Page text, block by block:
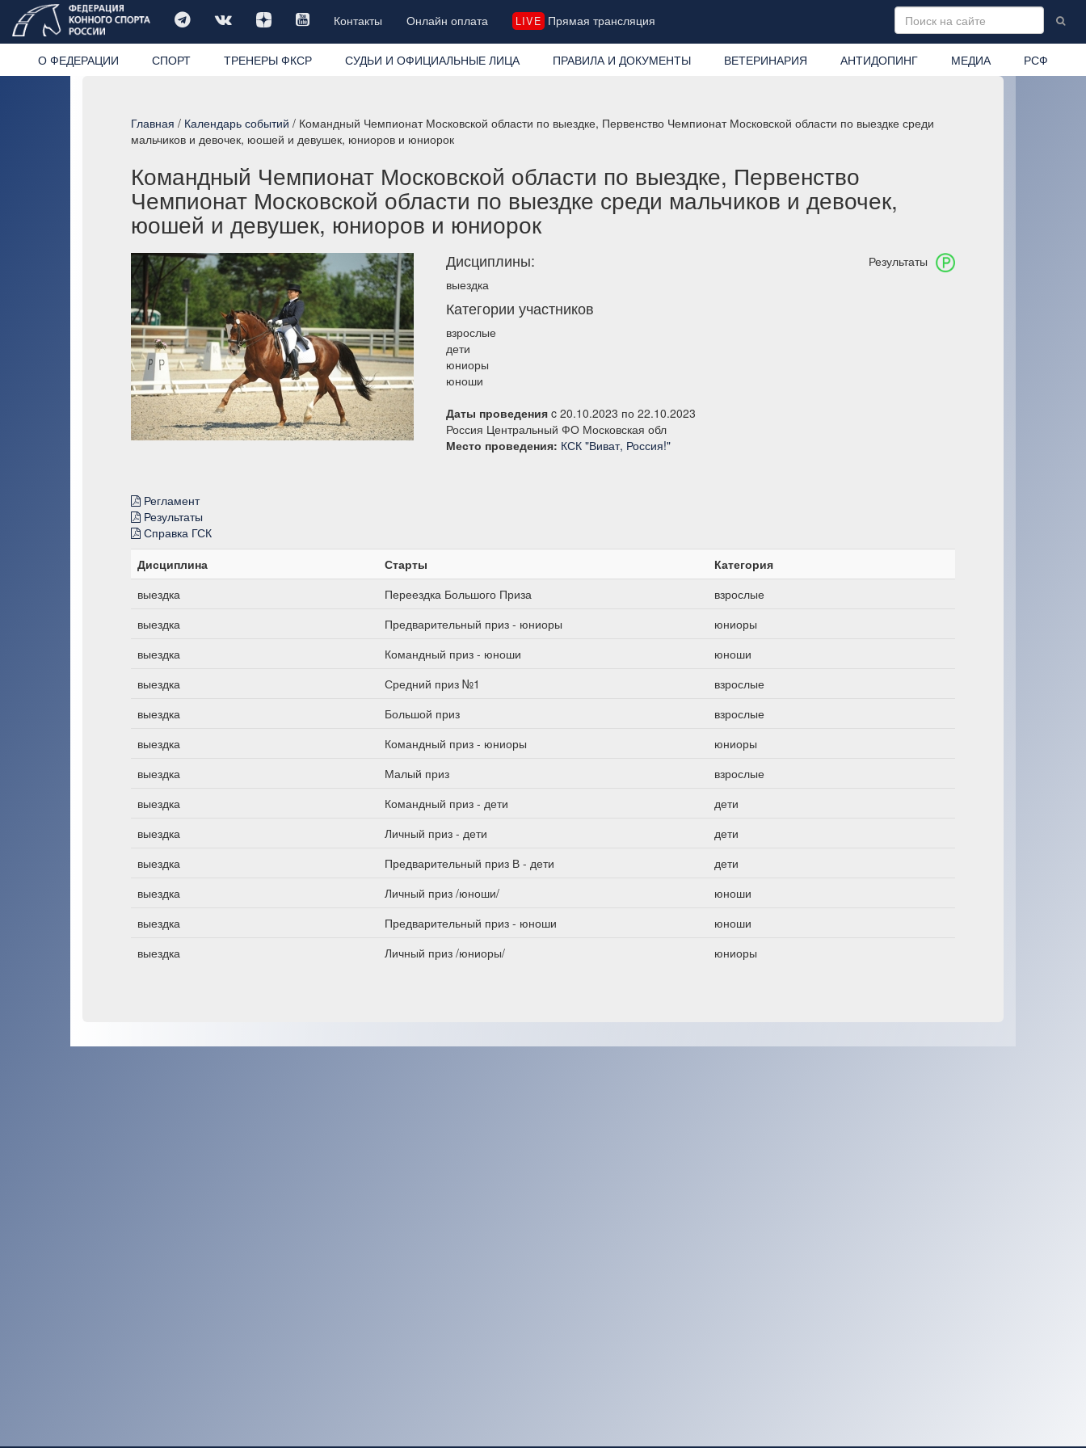
Контакты Онлайн оплата LIVE Прямая трансляция
О ФЕДЕРАЦИИ СПОРТ ТРЕНЕРЫ ФКСР СУДЬИ И ОФИЦИАЛЬНЫЕ ЛИЦА ПРАВИЛА И ДОКУМЕНТЫ ВЕТЕРИНАРИЯ АНТИДОПИНГ МЕДИА РСФ
Главная / Календарь событий / Командный Чемпионат Московской области по выездке, Первенство Чемпионат Московской области по выездке среди
мальчиков и девочек, юошей и девушек, юниоров и юниорок
Командный Чемпионат Московской области по выездке, Первенство
Чемпионат Московской области по выездке среди мальчиков и девочек,
юошей и девушек, юниоров и юниорок
Результаты
Дисциплины:
выездка
Категории участников
взрослые
дети
юниоры
юноши
Даты проведения c 20.10.2023 по 22.10.2023
Россия Центральный ФО Московская обл
Место проведения: КСК "Виват, Россия!"
Регламент
Результаты
Справка ГСК
Дисциплина
Старты
Категория
выездка
Переездка Большого Приза
взрослые
выездка
Предварительный приз - юниоры
юниоры
выездка
Командный приз - юноши
юноши
выездка
Средний приз №1
взрослые
выездка
Большой приз
взрослые
выездка
Командный приз - юниоры
юниоры
выездка
Малый приз
взрослые
выездка
Командный приз - дети
дети
выездка
Личный приз - дети
дети
выездка
Предварительный приз В - дети
дети
выездка
Личный приз /юноши/
юноши
выездка
Предварительный приз - юноши
юноши
выездка
Личный приз /юниоры/ юниоры